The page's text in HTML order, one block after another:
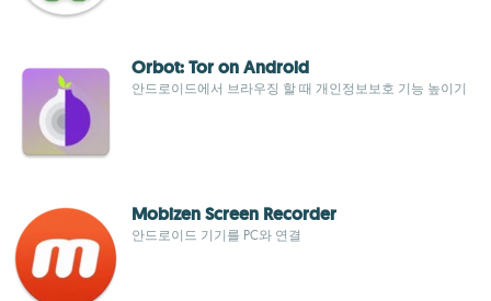
Orbot: Tor on Android
안드로이드에서 브라우징 할 때 개인정보보호 기능 높이기
Mobizen Screen Recorder
안드로이드 기기를 PC와 연결